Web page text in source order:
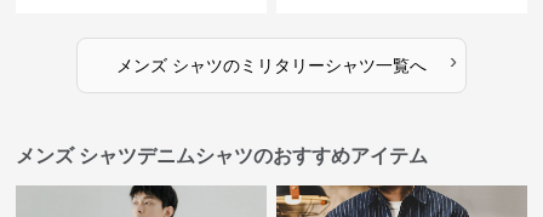
メンズ シャツのミリタリーシャツ一覧へ ›
メンズ シャツデニムシャツのおすすめアイテム